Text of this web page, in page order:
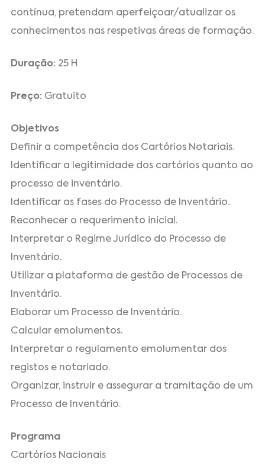
contínua, pretendam aperfeiçoar/atualizar os
conhecimentos nas respetivas áreas de formação.
Duração: 25 H
Preço: Gratuito
Objetivos
Definir a competência dos Cartórios Notariais.
Identificar a legitimidade dos cartórios quanto ao
processo de inventário.
Identificar as fases do Processo de Inventário.
Reconhecer o requerimento inicial.
Interpretar o Regime Jurídico do Processo de
Inventário.
Utilizar a plataforma de gestão de Processos de
Inventário.
Elaborar um Processo de Inventário.
Calcular emolumentos.
Interpretar o regulamento emolumentar dos
registos e notariado.
Organizar, instruir e assegurar a tramitação de um
Processo de Inventário.
Programa
Cartórios Nacionais